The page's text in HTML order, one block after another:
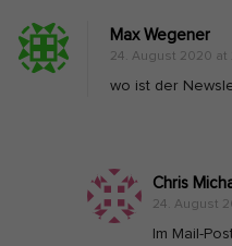
e
a
n
Max Wegener
24. August 2020 at
wo ist der
Chris
24. August
Im Mail-